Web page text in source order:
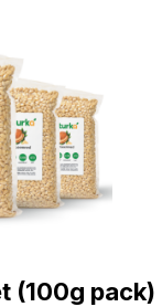
(100g pack)